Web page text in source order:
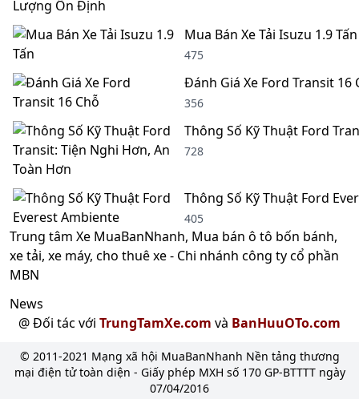
Mua Bán Xe Tải Isuzu 1.9 Tấn
475
Đánh Giá Xe Ford Transit 16
356
Thông Số Kỹ Thuật Ford
728
Thông Số Kỹ Thuật Ford
405
Trung tâm Xe MuaBanNhanh, Mua bán ô tô bốn bánh,
xe tải, xe máy, cho thuê xe - Chi nhánh công ty cổ phần
MBN
News
@ Đối tác với TrungTamXe.com và BanHuuOTo.com
© 2011-2021 Mạng xã hội MuaBanNhanh Nền tảng thương
mại điện tử toàn diện - Giấy phép MXH số 170 GP-BTTTT ngày
07/04/2016